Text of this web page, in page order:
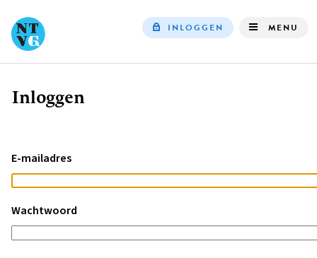
INLOGGEN MENU
Kruimelpad
Inloggen
E-mailadres
Wachtwoord